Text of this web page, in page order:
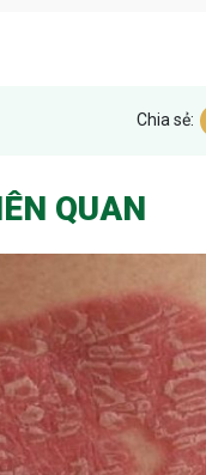
Chia sẻ:
QUAN